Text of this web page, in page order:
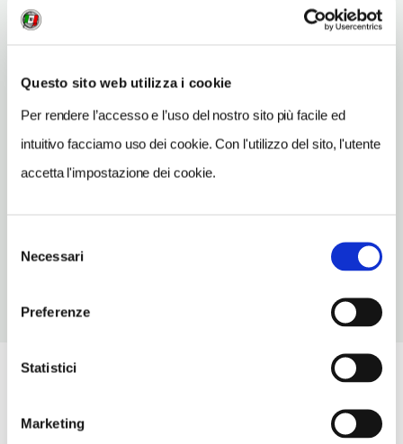
Questo sito web utilizza i cookie
Per rendere l’accesso e l’uso del nostro sito più facile ed
intuitivo facciamo uso dei cookie. Con l'utilizzo del sito, l'utente
accetta l'impostazione dei cookie.
delNecessari
Preferenze
Statistici
Marketing
Vedi su Google Maps
S. Polo 436, calle dell'Ochialer - 30125
Veneto IT
0415205666